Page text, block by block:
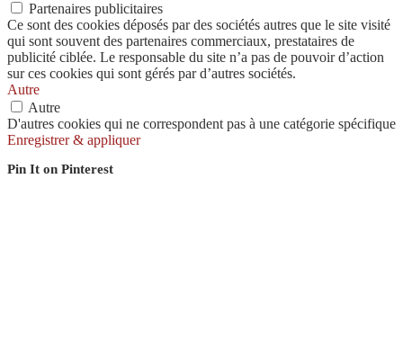
Partenaires publicitaires
Ce sont des cookies déposés par des sociétés autres que le site visité
qui sont souvent des partenaires commerciaux, prestataires de
publicité ciblée. Le responsable du site n’a pas de pouvoir d’action
sur ces cookies qui sont gérés par d’autres sociétés.
Autre
Autre
D'autres cookies qui ne correspondent pas à une catégorie spécifique
Enregistrer & appliquer
Pin It on Pinterest